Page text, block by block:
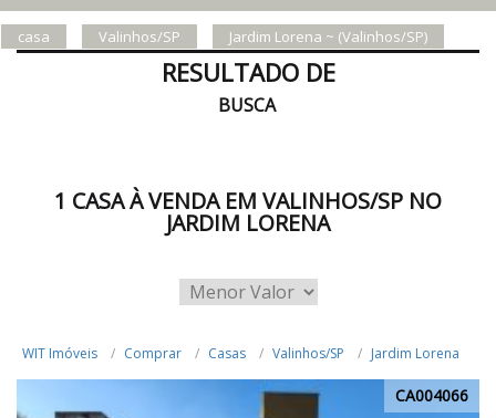
casa Valinhos/SP Jardim Lorena ~ (Valinhos/SP)
RESULTADO DE
BUSCA
1 CASA À VENDA EM VALINHOS/SP NO
JARDIM LORENA
WIT Imóveis Comprar Casas Valinhos/SP Jardim Lorena
CA004066